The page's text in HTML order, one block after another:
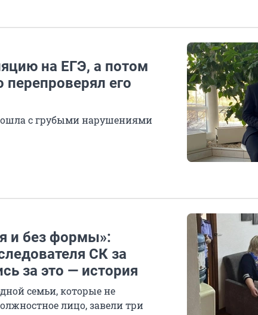
на ЕГЭ, а потом
перепроверял его
с грубыми нарушениями
и без формы»:
СК за
за это — история
семьи, которые не
лицо, завели три